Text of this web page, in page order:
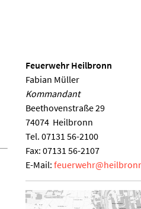
Feuerwehr Heilbronn
Fabian Müller
Kommandant
Beethovenstraße 29
74074 Heilbronn
Tel. 07131 56-2100
Fax: 07131 56-2107
E-Mail: feuerwehr@